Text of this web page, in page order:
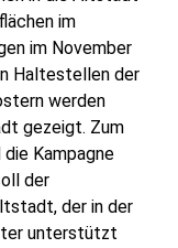
im
im November
Haltestellen der
werden
gezeigt. Zum
Kampagne
der
der in der
unterstützt